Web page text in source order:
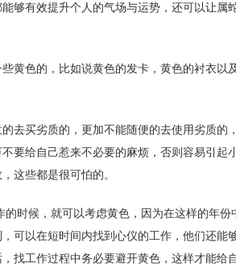
够有效提升个人的气场与运势，还可以让属
色的，比如说黄色的发卡，黄色的衬衣以
买劣质的，更加不能随便的去使用劣质的
要给自己惹来不必要的麻烦，否则容易引起
这些都是很可怕的。
候，就可以考虑黄色，因为在这样的年份
可以在短时间内找到心仪的工作，他们还能
找工作过程中务必要避开黄色，这样才能给